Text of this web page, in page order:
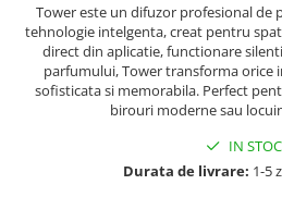
Lenjerii De Pat, Finet Premium 3D,
2 Persoane
Lenjerii De Pat Jacquard
Lenjerii De Pat Catifea
Set Lenjerie De Pat Blana
Tower este un difuzor profesional de
tehnologie intelgenta, creat pentru
direct din aplicatie, functionare
parfumului, Tower transforma orice
sofisticata si memorabila. Perfect
birouri moderne sau
IN STOC
Durata de livrare: 1-5